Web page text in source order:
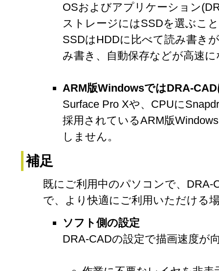
OSおよびアプリケーション
ストレージにはSSDを選ぶこ
SSDはHDDに比べて読み書き
み書き、自動保存などが高速
ARM版WindowsではDRA-
Surface Pro Xや、CPUに
採用されているARM版
しません。
補足
既にご利用中のパソコンで、
で、より快適にご利用いただける
ソフト側の設定
DRA-CADの設定で描画速度が